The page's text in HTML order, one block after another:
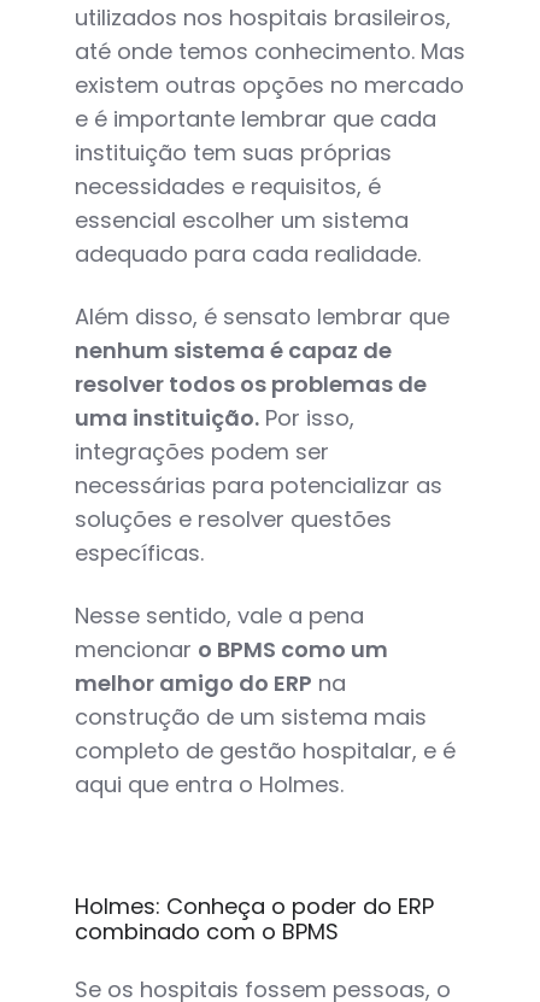
utilizados nos hospitais brasileiros,
até onde temos conhecimento. Mas
existem outras opções no mercado
e é importante lembrar que cada
instituição tem suas próprias
necessidades e requisitos, é
essencial escolher um sistema
adequado para cada realidade.
Além disso, é sensato lembrar que
nenhum sistema é capaz de
resolver todos os problemas de
uma instituição. Por isso,
integrações podem ser
necessárias para potencializar as
soluções e resolver questões
específicas.
Nesse sentido, vale a pena
mencionar o BPMS como um
melhor amigo do ERP na
construção de um sistema mais
completo de gestão hospitalar, e é
aqui que entra o Holmes.
Holmes: Conheça o poder do ERP
combinado com o BPMS
Se os hospitais fossem pessoas, o